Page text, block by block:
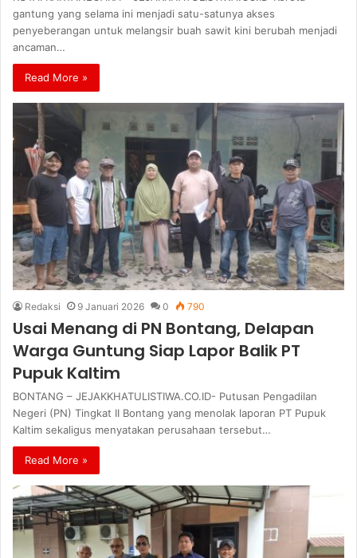
gantung yang selama ini menjadi satu-satunya akses
penyeberangan untuk melangsir buah sawit kini berubah menjadi
ancaman…
Read More »
Redaksi 9 Januari 2026 0 790
Usai Menang di PN Bontang, Delapan
Warga Guntung Siap Lapor Balik PT
Pupuk Kaltim
BONTANG – JEJAKKHATULISTIWA.CO.ID- Putusan Pengadilan
Negeri (PN) Tingkat II Bontang yang menolak laporan PT Pupuk
Kaltim sekaligus menyatakan perusahaan tersebut…
Read More »